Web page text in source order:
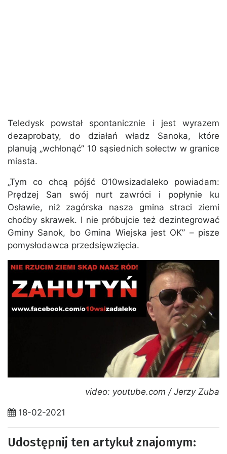
Teledysk powstał spontanicznie i jest wyrazem
dezaprobaty, do działań władz Sanoka, które
planują „wchłonąć” 10 sąsiednich sołectw w granice
miasta.
„Tym co chcą pójść O10wsizadaleko powiadam:
Prędzej San swój nurt zawróci i popłynie ku
Osławie, niż zagórska nasza gmina straci ziemi
choćby skrawek. I nie próbujcie też dezintegrować
Gminy Sanok, bo Gmina Wiejska jest OK” – pisze
pomysłodawca przedsięwzięcia.
video: youtube.com / Jerzy Zuba
18-02-2021
Udostępnij ten artykuł znajomym: